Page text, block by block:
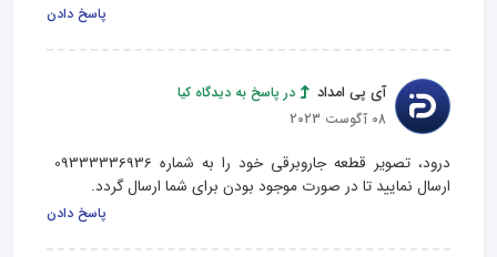
پاسخ دادن
آی پی امداد
در پاسخ به دیدگاه کیا
08 آگوست 2023
ارسال نمایید تا در صورت موجود بودن برای شما ارسال گردد.
پاسخ دادن